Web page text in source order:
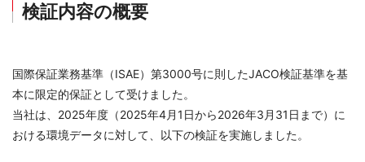
検証内容の概要
国際保証業務基準（ISAE）第3000号に則したJACO検証基準を基
本に限定的保証として受けました。
当社は、2025年度（2025年4月1日から2026年3月31日まで）に
おける環境データに対して、以下の検証を実施しました。